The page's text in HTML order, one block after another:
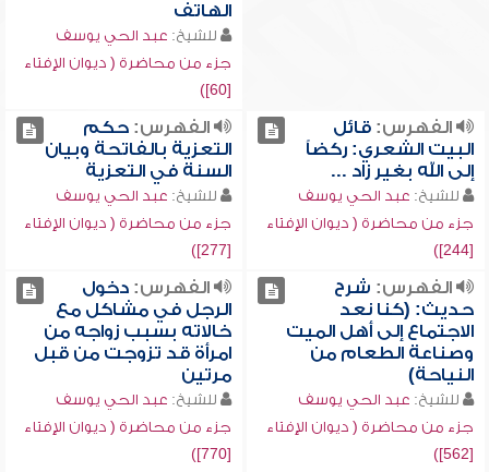
الهاتف
للشيخ: عبد الحي يوسف
جزء من محاضرة ( ديوان الإفتاء
[60])
الفهرس:قائل
البيت الشعري: ركضاً
إلى الله بغير زاد ...
للشيخ: عبد الحي يوسف
جزء من محاضرة ( ديوان الإفتاء
[244])
الفهرس:حكم
التعزية بالفاتحة وبيان
السنة في التعزية
للشيخ: عبد الحي يوسف
جزء من محاضرة ( ديوان الإفتاء
[277])
الفهرس: شرح
حديث: (كنا نعد
الاجتماع إلى أهل الميت
وصناعة الطعام من
النياحة)
للشيخ: عبد الحي يوسف
جزء من محاضرة ( ديوان الإفتاء
[562])
الفهرس:دخول
الرجل في مشاكل مع
خالاته بسبب زواجه من
امرأة قد تزوجت من قبل
مرتين
للشيخ: عبد الحي يوسف
جزء من محاضرة ( ديوان الإفتاء
[770])